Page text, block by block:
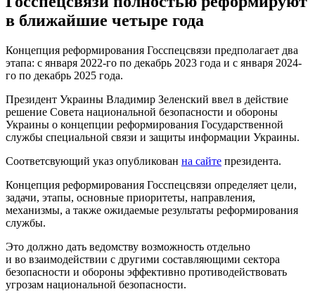
в ближайшие четыре года
Концепция реформирования Госспецсвязи предполагает два
этапа: с января 2022-го по декабрь 2023 года и с января 2024-
го по декабрь 2025 года.
Президент Украины Владимир Зеленский ввел в действие
решение Совета национальной безопасности и обороны
Украины о концепции реформирования Государственной
службы специальной связи и защиты информации Украины.
Соответсвующий указ опубликован на сайте президента.
Концепция реформирования Госспецсвязи определяет цели,
задачи, этапы, основные приоритеты, направления,
механизмы, а также ожидаемые результаты реформирования
службы.
Это должно дать ведомству возможность отдельно
и во взаимодействии с другими составляющими сектора
безопасности и обороны эффективно противодействовать
угрозам национальной безопасности.